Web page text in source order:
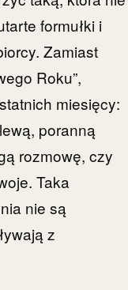
formułki i
Zamiast
Roku”,
miesięcy:
poranną
rozmowę, czy
Taka
nie są
z